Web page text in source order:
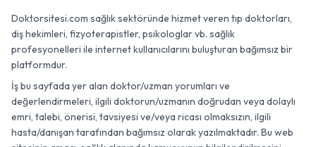
Doktorsitesi.com sağlık sektöründe hizmet veren tıp doktorları,
diş hekimleri, fizyoterapistler, psikologlar vb. sağlık
profesyonelleri ile internet kullanıcılarını buluşturan bağımsız bir
platformdur.
İş bu sayfada yer alan doktor/uzman yorumları ve
değerlendirmeleri, ilgili doktorun/uzmanın doğrudan veya dolaylı
emri, talebi, önerisi, tavsiyesi ve/veya ricası olmaksızın, ilgili
hasta/danışan tarafından bağımsız olarak yazılmaktadır. Bu web